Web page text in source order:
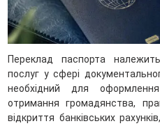
Переклад паспорта
послуг у сфері
необхідний для
отримання громадянства,
відкриття банківських